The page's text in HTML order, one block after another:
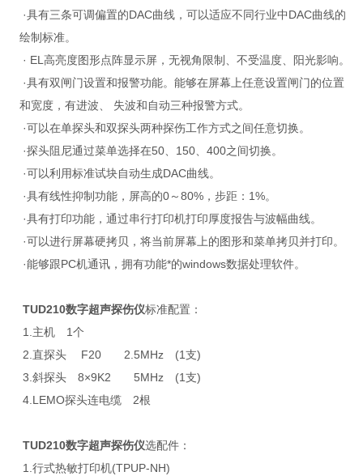
·具有三条可调偏置的DAC曲线，可以适应不同行业中DAC曲线的
绘制标准。
· EL高亮度图形点阵显示屏，无视角限制、不受温度、阳光影响。
·具有双闸门设置和报警功能。能够在屏幕上任意设置闸门的位置
和宽度，有进波、 失波和自动三种报警方式。
·可以在单探头和双探头两种探伤工作方式之间任意切换。
·探头阻尼通过菜单选择在50、150、400之间切换。
·可以利用标准试块自动生成DAC曲线。
·具有线性抑制功能，屏高的0～80%，步距：1%。
·具有打印功能，通过串行打印机打印厚度报告与波幅曲线。
·可以进行屏幕硬拷贝，将当前屏幕上的图形和菜单拷贝并打印。
·能够跟PC机通讯，拥有功能*的windows数据处理软件。
TUD210数字超声探伤仪标准配置：
1.主机 1个
2.直探头 F20 2.5MHz (1支)
3.斜探头 8×9K2 5MHz (1支)
4.LEMO探头连电缆 2根
TUD210数字超声探伤仪选配件：
1.行式热敏打印机(TPUP-NH)